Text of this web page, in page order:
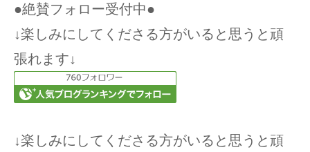
●絶賛フォロー受付中●
↓楽しみにしてくださる方がいると思うと頑
張れます↓
↓楽しみにしてくださる方がいると思うと頑